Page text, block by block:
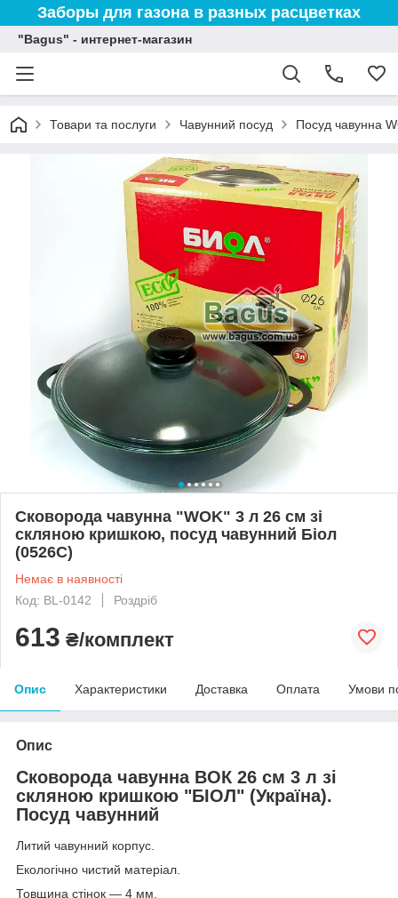
Заборы для газона в разных расцветках
"Bagus" - интернет-магазин
Товари та послуги Чавунний посуд Посуд чавунна
Сковорода чавунна "WOK" 3 л 26 см зі
скляною кришкою, посуд чавунний Біол
(0526C)
Немає в наявності
Код: BL-0142
Роздріб
613 ₴/комплект
Опис Характеристики Доставка Оплата Умови
Опис
Сковорода чавунна ВОК 26 см 3 л зі
скляною кришкою "БІОЛ" (Україна).
Посуд чавунний
Литий чавунний корпус.
Екологічно чистий матеріал.
Товщина стінок — 4 мм.